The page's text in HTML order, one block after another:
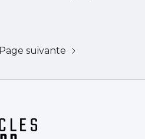
Page suivante